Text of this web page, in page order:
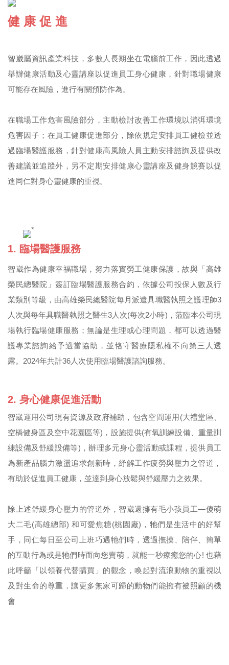
健 康 促 進
智崴屬資訊產業科技，多數人長期坐在電腦前工作，因此透過
舉辦健康活動及心靈講座以促進員工身心健康，針對職場健康
可能存在風險，進行有關預防作為。
在職場工作危害風險部分，主動檢討改善工作環境以消弭環境
危害因子；在員工健康促進部分，除依規定安排員工健檢並透
過臨場醫護服務，針對健康高風險人員主動安排諮詢及提供改
善建議並追蹤外，另不定期安排健康心靈講座及健身競賽以促
進同仁對身心靈健康的重視。
1. 臨場醫護服務
智崴作為健康幸福職場，努力落實勞工健康保護，故與「高雄
榮民總醫院」簽訂臨場醫護服務合約，依據公司投保人數及行
業類別等級，由高雄榮民總醫院每月派遣具職醫執照之護理師3
人次與每年具職醫執照之醫生3人次(每次2小時)，蒞臨本公司現
場執行臨場健康服務；無論是生理或心理問題，都可以透過醫
護專業諮詢給予適當協助，並恪守醫療隱私權不向第三人透
露。2024年共計36人次使用臨場醫護諮詢服務。
2. 身心健康促進活動
智崴運用公司現有資源及政府補助，包含空間運用(大禮堂區、
空橋健身區及空中花園區等)，設施提供(有氧訓練設備、重量訓
練設備及舒緩設備等)，辦理多元身心靈活動或課程，提供員工
為新產品腦力激盪追求創新時，紓解工作疲勞與壓力之管道，
有助於促進員工健康，並達到身心放鬆與舒緩壓力之效果。
除上述舒緩身心壓力的管道外，智崴還擁有毛小孩員工—傻萌
大二毛(高雄總部) 和可愛焦糖(桃園廠)，牠們是生活中的好幫
手，同仁每日至公司上班巧遇牠們時，透過撫摸、陪伴、簡單
的互動行為或是牠們時而向您賣萌，就能一秒療癒您的心! 也藉
此呼籲「以領養代替購買」的觀念，喚起對流浪動物的重視以
及對生命的尊重，讓更多無家可歸的動物們能擁有被照顧的機
會